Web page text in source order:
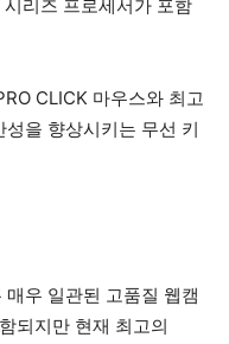
리즈 프로세서가 포함
CLICK 마우스와 최고
을 향상시키는 무선 키
우 일관된 고품질 웹캠
되지만 현재 최고의